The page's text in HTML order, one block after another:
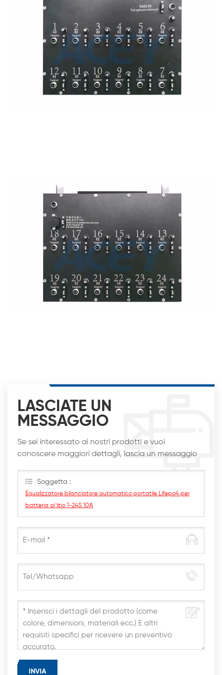
LASCIATE UN
MESSAGGIO
Se sei interessato ai nostri prodotti e vuoi
conoscere maggiori dettagli, lascia un messaggio
Soggetta :
Equalizzatore bilanciatore automatico portatile Lifepo4 per
batteria al litio 1-24S 10A